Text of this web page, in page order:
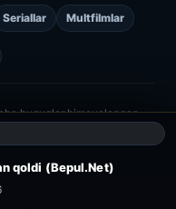
Seriallar Multfilmlar
huquqlar himoyalangan.
qoldi (Bepul.Net)